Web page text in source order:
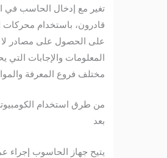
تغير مع إدخال الحاسب في
قادرون، باستخدام محركات
على الحصول على مصادر لا
المعلومات والإجابات التي
مختلف فروع المعرفة والمواضيع.
من طرق استخدام الكومبيوتر في
يتيح جهاز الحاسوب إجراء عملية